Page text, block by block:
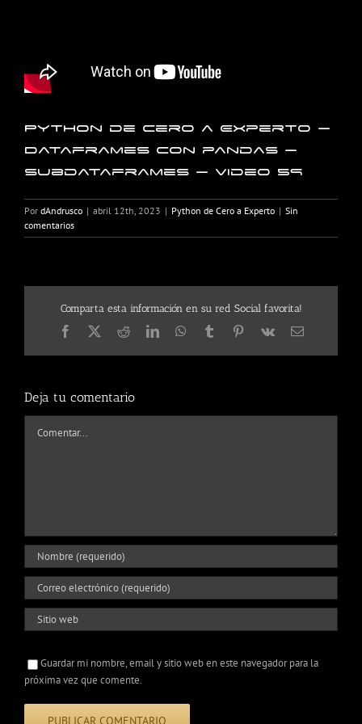
Python de Cero a Experto –
Dataframes con pandas –
Subdataframes – Video 59
Por dAndrusco | abril 12th, 2023 | Python de Cero a Experto | Sin
comentarios
Comparta esta información en su red Social favorita!
Facebook
X RedditLinkedInWhatsApp
TumblrPinterest
Vk
Correo
Deja tu comentario
Guardar mi nombre, email y sitio web en este navegador para la
próxima vez que comente.